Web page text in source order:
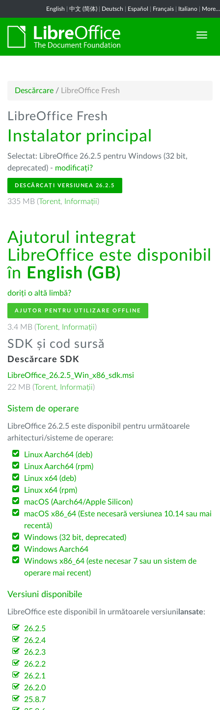
English 中文 (简体) Deutsch Español Français Italiano More...
Descărcare / LibreOffice Fresh
LibreOffice Fresh
Instalator principal
Selectat: LibreOffice 26.2.5 pentru Windows (32 bit,
deprecated) - modificați?
DESCĂRCAȚI VERSIUNEA 26.2.5
335 MB (Torent, Informații)
Ajutorul integrat
LibreOffice este disponibil
în English (GB)
doriți o altă limbă?
AJUTOR PENTRU UTILIZARE OFFLINE
3.4 MB (Torent, Informații)
SDK și cod sursă
Descărcare SDK
LibreOffice_26.2.5_Win_x86_sdk.msi
22 MB (Torent, Informații)
Sistem de operare
LibreOffice 26.2.5 este disponibil pentru următoarele
arhitecturi/sisteme de operare:
Linux Aarch64 (deb)
Linux Aarch64 (rpm)
Linux x64 (deb)
Linux x64 (rpm)
macOS (Aarch64/Apple Silicon)
macOS x86_64 (Este necesară versiunea 10.14 sau mai
recentă)
Windows (32 bit, deprecated)
Windows Aarch64
Windows x86_64 (este necesar 7 sau un sistem de
operare mai recent)
Versiuni disponibile
LibreOffice este disponibil în următoarele versiuni lansate:
26.2.5
26.2.4
26.2.3
26.2.2
26.2.1
26.2.0
25.8.7